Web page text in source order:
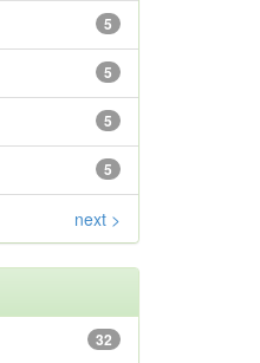
5
5
5
5
next >
32